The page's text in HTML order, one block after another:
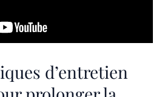
d’entretien